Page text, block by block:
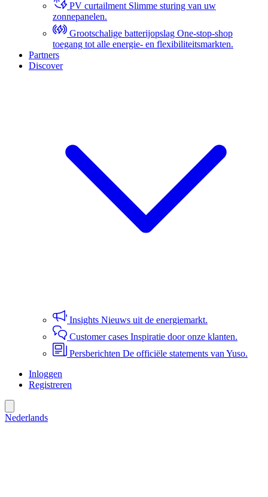
PV curtailment Slimme sturing van uw
zonnepanelen.
Grootschalige batterijopslag One-stop-shop
toegang tot alle energie- en flexibiliteitsmarkten.
Partners
Discover
Insights Nieuws uit de energiemarkt.
Customer cases Inspiratie door onze klanten.
Persberichten De officiële statements van Yuso.
Inloggen
Registreren
Nederlands